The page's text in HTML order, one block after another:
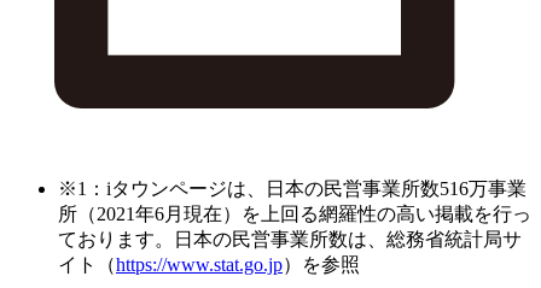
※1：iタウンページは、日本の民営事業所数516万事業
所（2021年6月現在）を上回る網羅性の高い掲載を行っ
ております。日本の民営事業所数は、総務省統計局サ
イト（https://www.stat.go.jp）を参照